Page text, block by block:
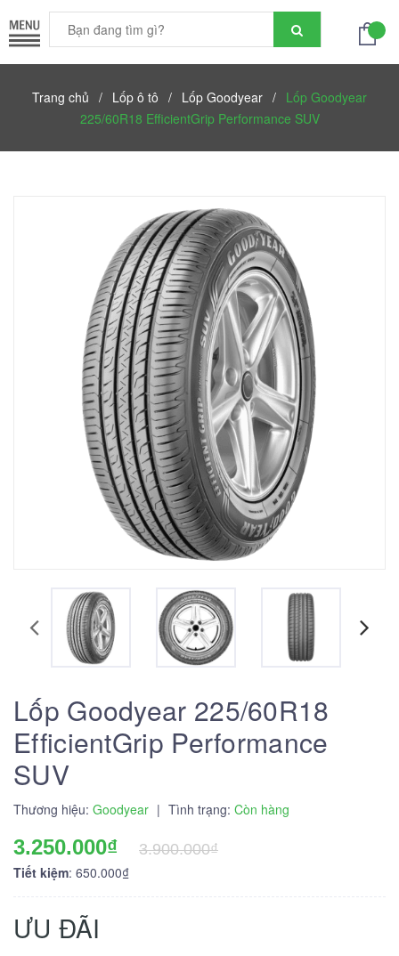
Trang chủ / Lốp ô tô / Lốp Goodyear / Lốp Goodyear
225/60R18 EfficientGrip Performance SUV
Lốp Goodyear 225/60R18
EfficientGrip Performance
SUV
Thương hiệu: Goodyear | Tình trạng: Còn hàng
3.250.000₫
3.900.000₫
Tiết kiệm: 650.000₫
ƯU ĐÃI